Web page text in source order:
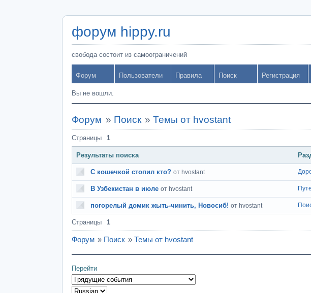
форум hippy.ru
свобода состоит из самоограничений
Форум Пользователи Правила Поиск Регистрация
Вы не вошли.
Форум » Поиск »Темы от hvostant
Страницы 1
Результаты поиска
С кошечкой стопил кто? от hvostant
В Узбекистан в июле от hvostant
погорелый домик жыть-чинить, Новосиб! от hvostant
Страницы 1
Форум » Поиск » Темы от hvostant
Перейти